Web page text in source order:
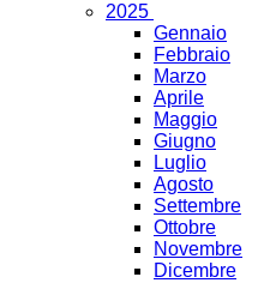
2025
Gennaio
Febbraio
Marzo
Aprile
Maggio
Giugno
Luglio
Agosto
Settembre
Ottobre
Novembre
Dicembre